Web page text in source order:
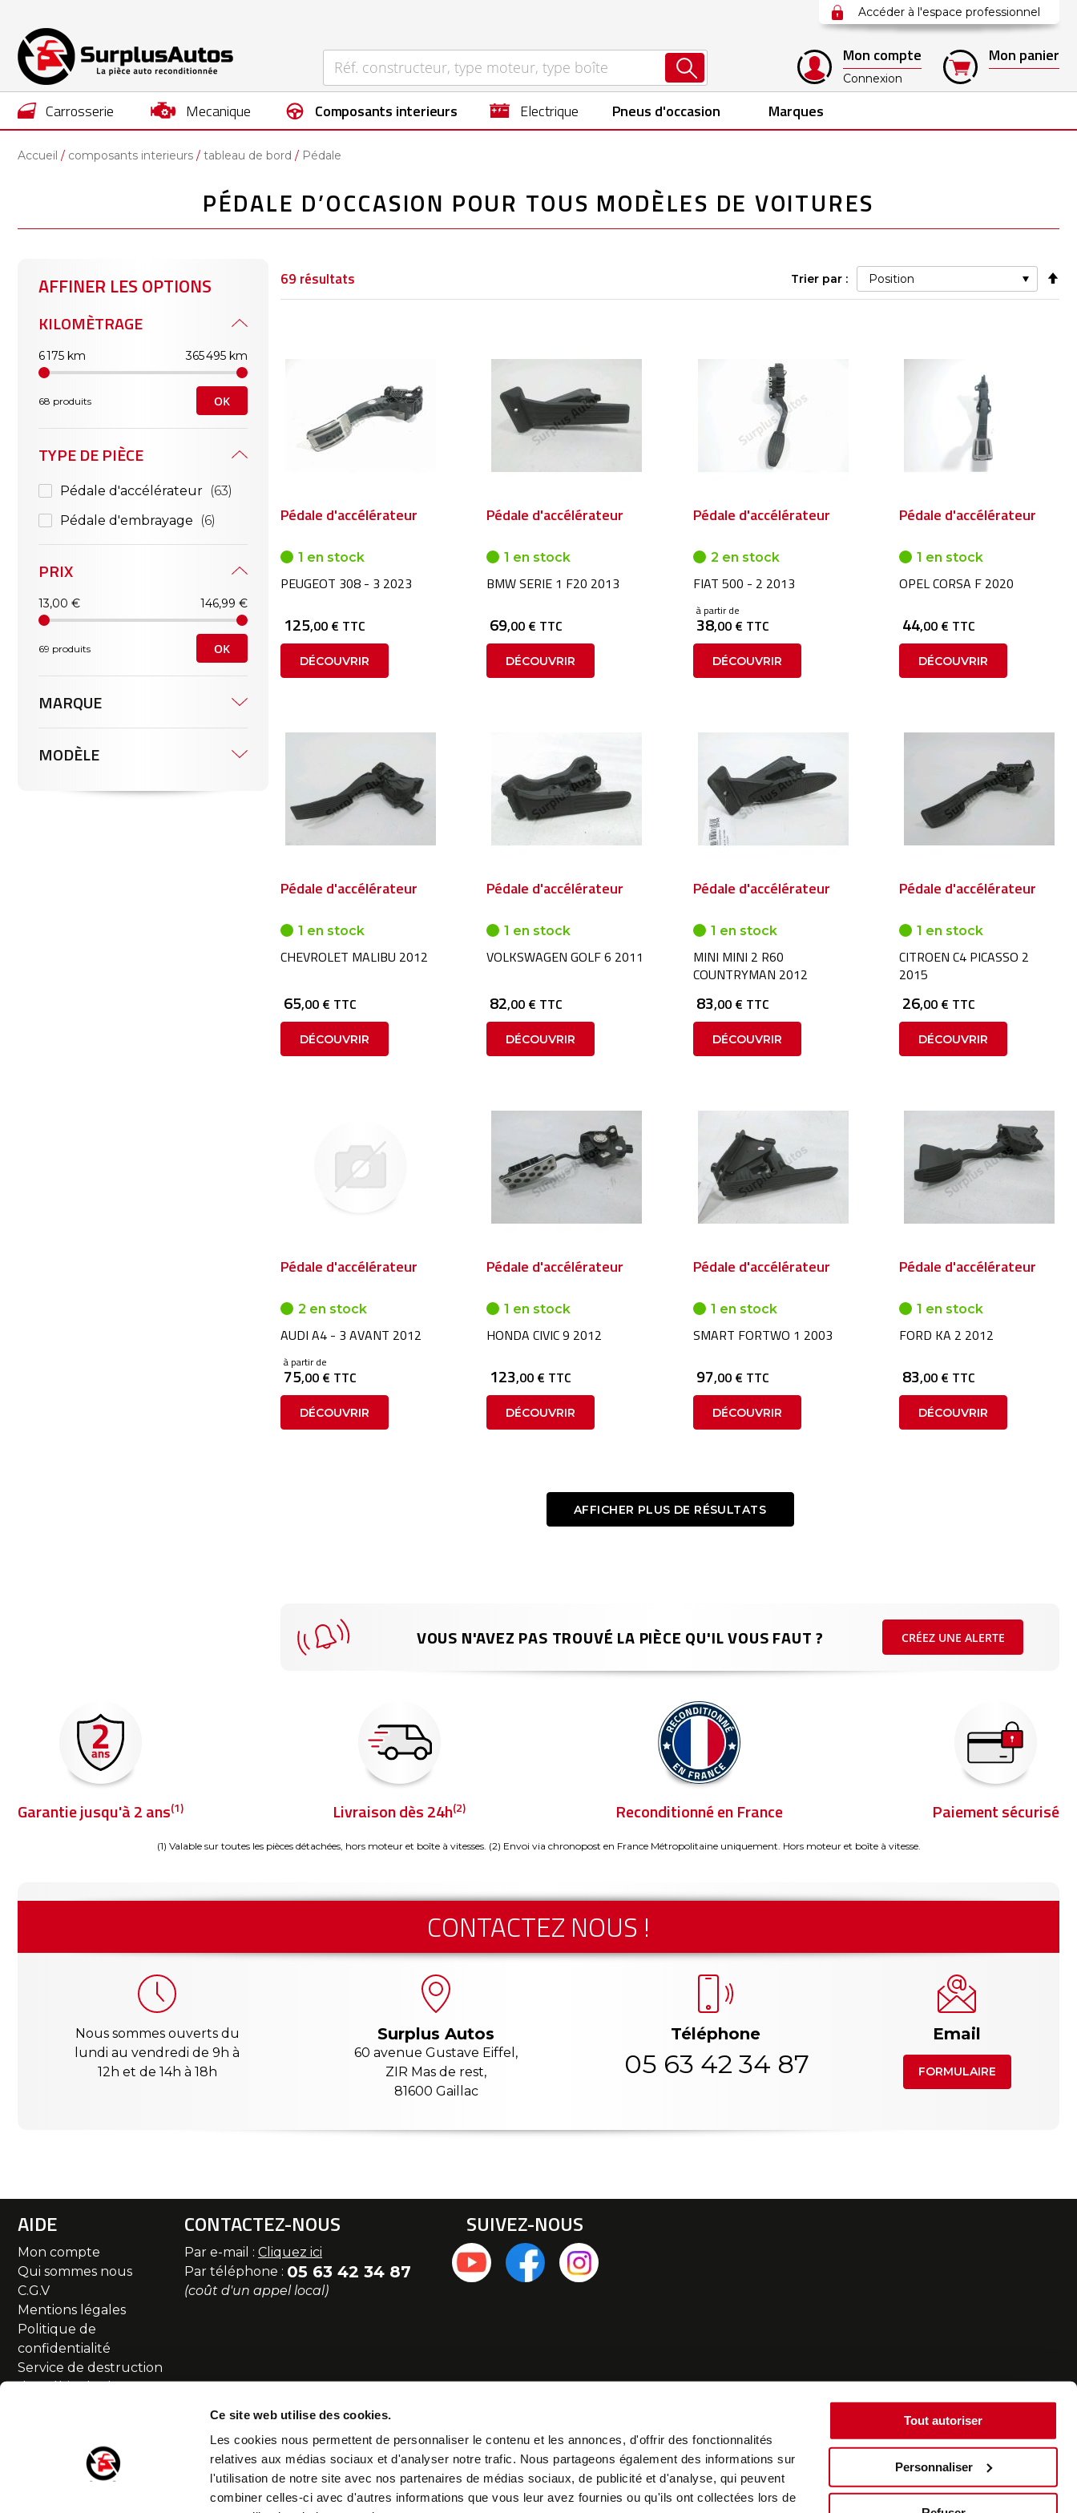
Ce site web utilise des cookies.
Les cookies nous permettent de personnaliser le contenu et les annonces, d'offrir des fonctionnalités
relatives aux médias sociaux et d'analyser notre trafic. Nous partageons également des informations sur
l'utilisation de notre site avec nos partenaires de médias sociaux, de publicité et d'analyse, qui peuvent
combiner celles-ci avec d'autres informations que vous leur avez fournies ou qu'ils ont collectées lors de
Tout autoriser
Personnaliser
Accéder à l'espace professionnel
Mon compte
Connexion
Mon panier
carrosserie mecanique composants interieurs electrique Pneus d'occasion Marques
Accueil composants interieurs tableau de bord Pédale
PÉDALE D’OCCASION POUR TOUS MODÈLES DE VOITURES
69 résultats Trier par :
Pédale d'accélérateur
1 en stock
PEUGEOT 308 - 3 2023
125,00 € TTC
DÉCOUVRIR
Pédale d'accélérateur
1 en stock
BMW SERIE 1 F20 2013
69,00 € TTC
DÉCOUVRIR
Pédale d'accélérateur
2 en stock
FIAT 500 - 2 2013
à partir de
38,00 € TTC
DÉCOUVRIR
Pédale d'accélérateur
1 en stock
OPEL CORSA F 2020
44,00 € TTC
DÉCOUVRIR
Pédale d'accélérateur
1 en stock
CHEVROLET MALIBU 2012
65,00 € TTC
DÉCOUVRIR
Pédale d'accélérateur
1 en stock
VOLKSWAGEN GOLF 6 2011
82,00 € TTC
DÉCOUVRIR
Pédale d'accélérateur
1 en stock
MINI MINI 2 R60
COUNTRYMAN 2012
83,00 € TTC
DÉCOUVRIR
Pédale d'accélérateur
1 en stock
CITROEN C4 PICASSO 2
2015
26,00 € TTC
DÉCOUVRIR
Pédale d'accélérateur
2 en stock
AUDI A4 - 3 AVANT 2012
à partir de
75,00 € TTC
DÉCOUVRIR
Pédale d'accélérateur
1 en stock
HONDA CIVIC 9 2012
123,00 € TTC
DÉCOUVRIR
Pédale d'accélérateur
1 en stock
SMART FORTWO 1 2003
97,00 € TTC
DÉCOUVRIR
Pédale d'accélérateur
1 en stock
FORD KA 2 2012
83,00 € TTC
DÉCOUVRIR
AFFICHER PLUS DE RÉSULTATS
VOUS N'AVEZ PAS TROUVÉ LA PIÈCE QU'IL VOUS FAUT ? CRÉEZ UNE ALERTE
AFFINER LES OPTIONS
KILOMÈTRAGE
6 175 km 365 495 km
68 produits OK
TYPE DE PIÈCE
Pédale d'accélérateur
63
Pédale d'embrayage
6
PRIX
13,00 € 146,99 €
69 produits OK
MARQUE
MODÈLE
Garantie jusqu'à 2 ans(1) Livraison dès 24h(2) Reconditionné en France Paiement sécurisé
(1) Valable sur toutes les pièces détachées, hors moteur et boîte à vitesses. (2) Envoi via chronopost en France Métropolitaine uniquement. Hors moteur et boîte à vitesse.
CONTACTEZ NOUS !
Nous sommes ouverts du
lundi au vendredi de 9h à
12h et de 14h à 18h
Surplus Autos
60 avenue Gustave Eiffel,
ZIR Mas de rest,
81600 Gaillac
Téléphone
05 63 42 34 87
Email
FORMULAIRE
AIDE
Mon compte
Qui sommes nous
C.G.V
Mentions légales
Politique de
confidentialité
Service de destruction
des véhicules hors
SAV et Retour
Partenaires
Accessibilité numérique
CONTACTEZ-NOUS
Par e-mail : Cliquez ici
Par téléphone : 05 63 42 34 87
(coût d'un appel local)
SUIVEZ-NOUS
©2022 - SurplusAuto - Réalisation : datasolution.fr